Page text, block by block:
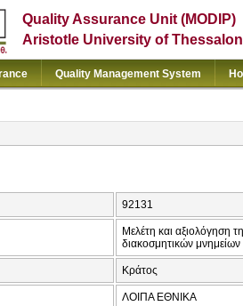
Quality Assurance Unit (MODIP)
Aristotle University of
Quality Management System
92131
Μελέτη και αξιολόγηση
διακοσμητικών μνημείων
Κράτος
ΛΟΙΠΑ ΕΘΝΙΚΑ